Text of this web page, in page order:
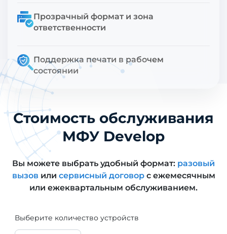
Прозрачный формат и зона
ответственности
Поддержка печати в рабочем
состоянии
Стоимость обслуживания
МФУ Develop
Вы можете выбрать удобный формат: разовый
вызов или сервисный договорс ежемесячным
или ежеквартальным обслуживанием.
Выберите количество устройств